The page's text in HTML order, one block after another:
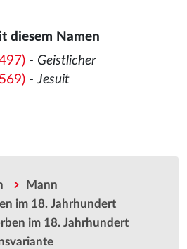
diesem Namen
- Geistlicher
-Jesuit
Mann
im 18. Jahrhundert
im 18. Jahrhundert